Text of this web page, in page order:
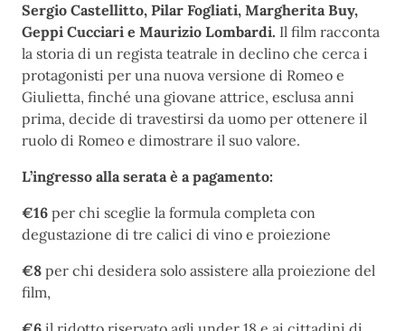
Sergio Castellitto, Pilar Fogliati, Margherita Buy,
Geppi Cucciari e Maurizio Lombardi. Il film racconta
la storia di un regista teatrale in declino che cerca i
protagonisti per una nuova versione di Romeo e
Giulietta, finché una giovane attrice, esclusa anni
prima, decide di travestirsi da uomo per ottenere il
ruolo di Romeo e dimostrare il suo valore.
L’ingresso alla serata è a pagamento:
€16 per chi sceglie la formula completa con
degustazione di tre calici di vino e proiezione
€8 per chi desidera solo assistere alla proiezione del
film,